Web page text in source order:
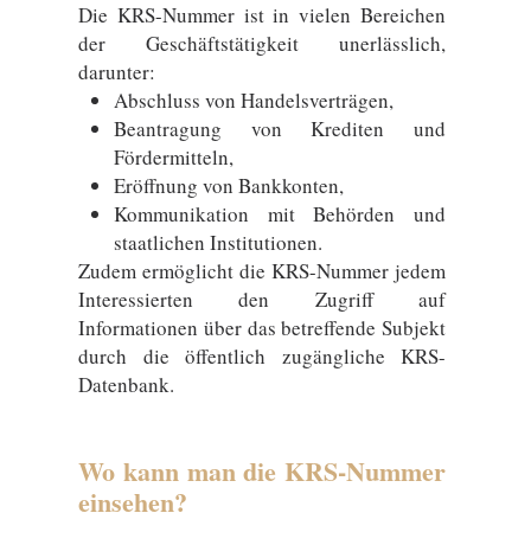
Die KRS-Nummer ist in vielen Bereichen
der Geschäftstätigkeit unerlässlich,
darunter:
Abschluss von Handelsverträgen,
Beantragung von Krediten und
Fördermitteln,
Eröffnung von Bankkonten,
Kommunikation mit Behörden und
staatlichen Institutionen.
Zudem ermöglicht die KRS-Nummer jedem
Interessierten den Zugriff auf
Informationen über das betreffende Subjekt
durch die öffentlich zugängliche KRS-
Datenbank.
Wo kann man die KRS-Nummer
einsehen?